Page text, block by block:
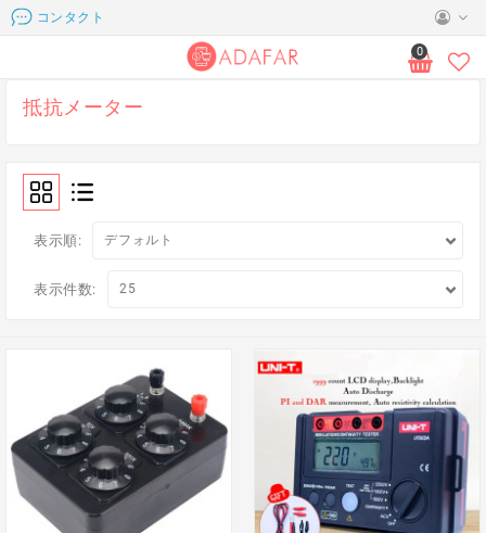
コンタクト
0
抵抗メーター
表示順:
表示件数: